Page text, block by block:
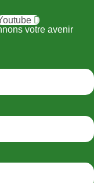
votre avenir